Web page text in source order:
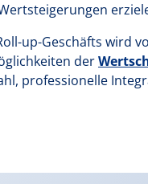
up-Geschäfts wird
der
professionelle